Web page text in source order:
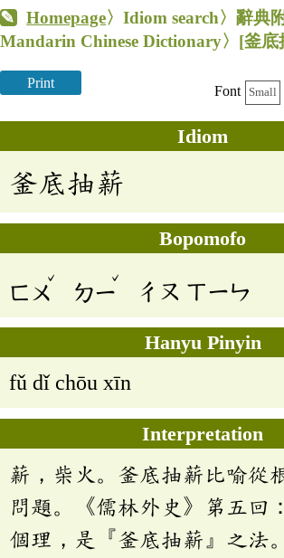
Homepage〉Idiom search〉辭典
Mandarin Chinese Dictionary〉 [釜底
Print
Font Small
Idiom
釜底抽薪
Bopomofo
ㄈㄨ
ˇ
ㄉㄧ
ˇ
ㄔㄡ ㄒㄧㄣ
Hanyu Pinyin
fǔ dǐ chōu xīn
Interpretation
薪，柴火。釜底抽薪比喻從
問題。《儒林外史》第五回
個理，是『釜底抽薪』之法